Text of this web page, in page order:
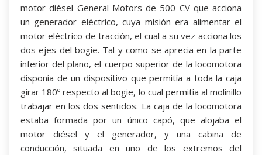
motor diésel General Motors de 500 CV que acciona
un generador eléctrico, cuya misión era alimentar el
motor eléctrico de tracción, el cual a su vez acciona los
dos ejes del bogie. Tal y como se aprecia en la parte
inferior del plano, el cuerpo superior de la locomotora
disponía de un dispositivo que permitía a toda la caja
girar 180º respecto al bogie, lo cual permitía al molinillo
trabajar en los dos sentidos. La caja de la locomotora
estaba formada por un único capó, que alojaba el
motor diésel y el generador, y una cabina de
conducción, situada en uno de los extremos del